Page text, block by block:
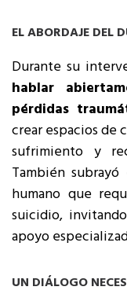
EL ABORDAJE DEL
Durante su
hablar
pérdidas
crear espacios de
sufrimiento y
También
humano que
suicidio,
apoyo
UN DIÁLOGO